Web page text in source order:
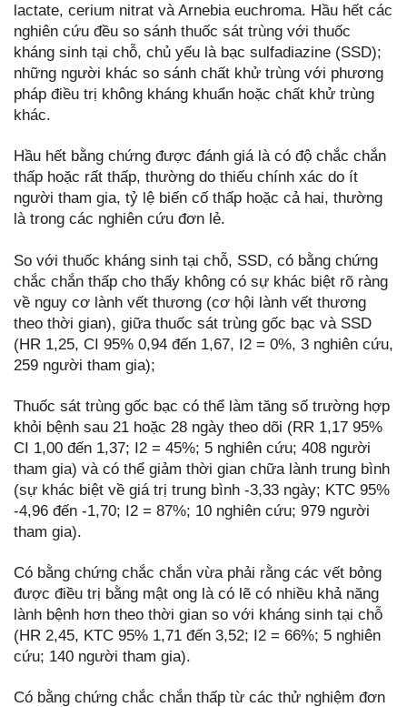
lactate, cerium nitrat và Arnebia euchroma. Hầu hết các
nghiên cứu đều so sánh thuốc sát trùng với thuốc
kháng sinh tại chỗ, chủ yếu là bạc sulfadiazine (SSD);
những người khác so sánh chất khử trùng với phương
pháp điều trị không kháng khuẩn hoặc chất khử trùng
khác.
Hầu hết bằng chứng được đánh giá là có độ chắc chắn
thấp hoặc rất thấp, thường do thiếu chính xác do ít
người tham gia, tỷ lệ biến cố thấp hoặc cả hai, thường
là trong các nghiên cứu đơn lẻ.
So với thuốc kháng sinh tại chỗ, SSD, có bằng chứng
chắc chắn thấp cho thấy không có sự khác biệt rõ ràng
về nguy cơ lành vết thương (cơ hội lành vết thương
theo thời gian), giữa thuốc sát trùng gốc bạc và SSD
(HR 1,25, CI 95% 0,94 đến 1,67, I2 = 0%, 3 nghiên cứu,
259 người tham gia);
Thuốc sát trùng gốc bạc có thể làm tăng số trường hợp
khỏi bệnh sau 21 hoặc 28 ngày theo dõi (RR 1,17 95%
CI 1,00 đến 1,37; I2 = 45%; 5 nghiên cứu; 408 người
tham gia) và có thể giảm thời gian chữa lành trung bình
(sự khác biệt về giá trị trung bình -3,33 ngày; KTC 95%
-4,96 đến -1,70; I2 = 87%; 10 nghiên cứu; 979 người
tham gia).
Có bằng chứng chắc chắn vừa phải rằng các vết bỏng
được điều trị bằng mật ong là có lẽ có nhiều khả năng
lành bệnh hơn theo thời gian so với kháng sinh tại chỗ
(HR 2,45, KTC 95% 1,71 đến 3,52; I2 = 66%; 5 nghiên
cứu; 140 người tham gia).
Có bằng chứng chắc chắn thấp từ các thử nghiệm đơn